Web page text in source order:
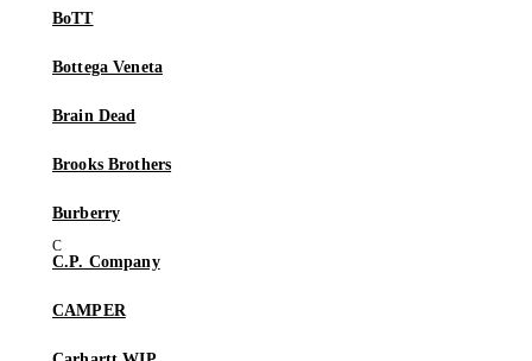
BoTT
Bottega Veneta
Brain Dead
Brooks Brothers
Burberry
C.P. Company
CAMPER